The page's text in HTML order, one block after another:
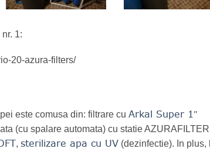
1:
20-azura-filters/
este comusa din: filtrare cu Arkal Super 1″
(cu spalare automata) cu statie
, sterilizare apa cu UV (dezinfectie). In plus,